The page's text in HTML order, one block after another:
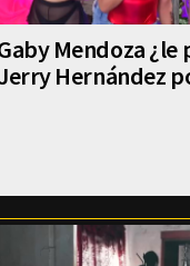
Mendoza ¿le
Hernández